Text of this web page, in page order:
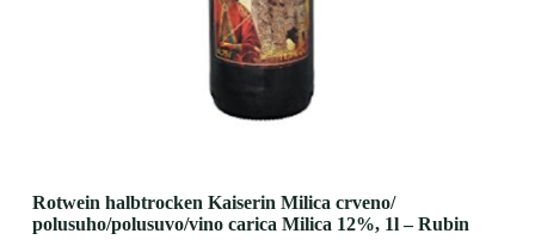
Rotwein halbtrocken Kaiserin Milica crveno/
polusuho/polusuvo/vino carica Milica 12%, 1l – Rubin